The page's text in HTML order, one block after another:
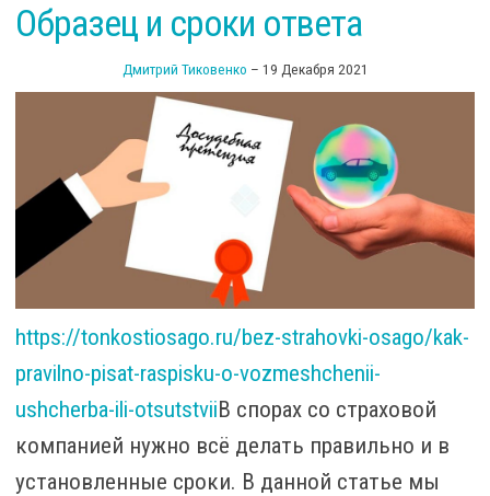
Образец и сроки ответа
Дмитрий Тиковенко – 19 Декабря 2021
https://tonkostiosago.ru/bez-strahovki-osago/kak-
pravilno-pisat-raspisku-o-vozmeshchenii-
ushcherba-ili-otsutstviiВ спорах со страховой
компанией нужно всё делать правильно и в
установленные сроки. В данной статье мы